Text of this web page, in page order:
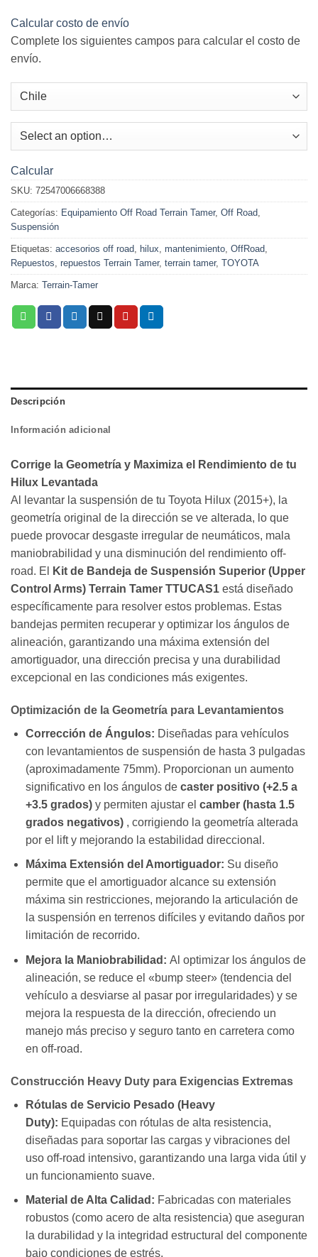
Calcular costo de envío
Complete los siguientes campos para calcular el costo de
envío.
Calcular
SKU: 72547006668388
Categorías: Equipamiento Off Road Terrain Tamer, Off Road
Suspensión
Etiquetas: accesorios off road hilux mantenimiento OffRoad
Repuestos repuestos Terrain Tamer, terrain tamer, TOYOTA
Marca: Terrain-Tamer
Descripción
Información adicional
Corrige la Geometría y Maximiza el Rendimiento de tu
Hilux Levantada
Al levantar la suspensión de tu Toyota Hilux (2015+), la
geometría original de la dirección se ve alterada, lo que
puede provocar desgaste irregular de neumáticos, mala
maniobrabilidad y una disminución del rendimiento off-
road. El
Kit de Bandeja de Suspensión Superior (Upper
Control Arms) Terrain Tamer TTUCAS1 está diseñado
específicamente para resolver estos problemas. Estas
bandejas permiten recuperar y optimizar los ángulos de
alineación, garantizando una máxima extensión del
amortiguador, una dirección precisa y una durabilidad
excepcional en las condiciones más exigentes.
Optimización de la Geometría para Levantamientos
Corrección de Ángulos: Diseñadas para vehículos
con levantamientos de suspensión de hasta 3 pulgadas
(aproximadamente 75mm). Proporcionan un aumento
significativo en los ángulos de caster positivo (+2.5 a
+3.5 grados)y permiten ajustar el camber (hasta 1.5
grados negativos), corrigiendo la geometría alterada
por el lift y mejorando la estabilidad direccional.
Máxima Extensión del Amortiguador: Su diseño
permite que el amortiguador alcance su extensión
máxima sin restricciones, mejorando la articulación de
la suspensión en terrenos difíciles y evitando daños por
limitación de recorrido.
Mejora la Maniobrabilidad: Al optimizar los ángulos de
alineación, se reduce el «bump steer» (tendencia del
vehículo a desviarse al pasar por irregularidades) y se
mejora la respuesta de la dirección, ofreciendo un
manejo más preciso y seguro tanto en carretera como
en off-road.
Construcción Heavy Duty para Exigencias Extremas
Rótulas de Servicio Pesado (Heavy
Duty): Equipadas con rótulas de alta resistencia,
diseñadas para soportar las cargas y vibraciones del
uso off-road intensivo, garantizando una larga vida útil y
un funcionamiento suave.
Material de Alta Calidad: Fabricadas con materiales
robustos (como acero de alta resistencia) que aseguran
la durabilidad y la integridad estructural del componente
bajo condiciones de estrés.